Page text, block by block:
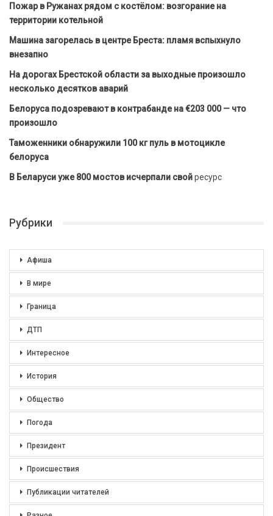
Пожар в Ружанах рядом с костёлом: возгорание на
территории котельной
Машина загорелась в центре Бреста: пламя вспыхнуло
внезапно
На дорогах Брестской области за выходные произошло
несколько десятков аварий
Белоруса подозревают в контрабанде на €203 000 — что
произошло
Таможенники обнаружили 100 кг пуль в мотоцикле
белоруса
В Беларуси уже 800 мостов исчерпали свойресурс
Рубрики
Афиша
В мире
Граница
ДТП
Интересное
История
Общество
Погода
Президент
Происшествия
Публикации читателей